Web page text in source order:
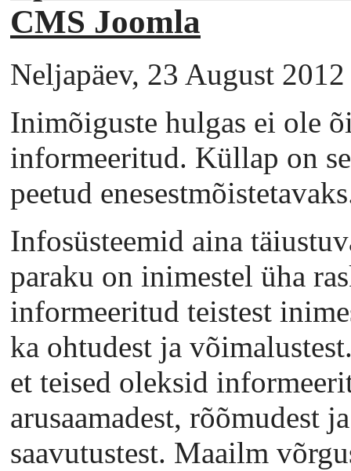
CMS Joomla
Neljapäev, 23 August
Inimõiguste hulgas ei ole
informeeritud. Küllap on
peetud
Infosüsteemid aina
paraku on inimestel üha
informeeritud teistest
ka ohtudest ja
et teised oleksid
arusaamadest, rõõmudest
saavutustest. Maailm